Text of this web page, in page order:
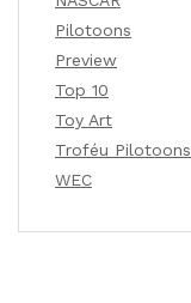
Pilotoons
Preview
Top 10
Toy Art
Troféu Pilotoons
WEC